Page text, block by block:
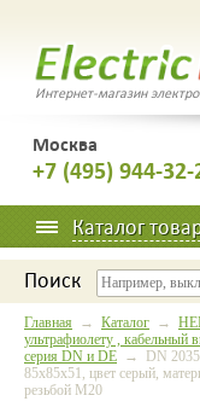
Интернет-магазин
Москва
+7 (495) 944-32-
Каталог
Поиск
Главная → Каталог →
ультрафиолету , кабельный
серия DN и DE → DN 2035
85х85х51, цвет серый,
резьбой M20